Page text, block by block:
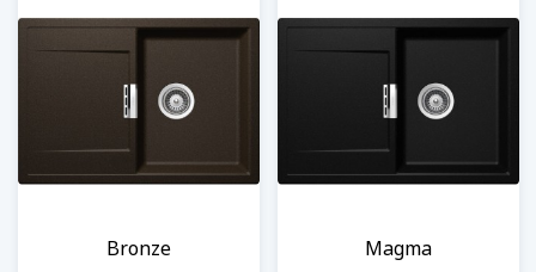
Bronze Magma